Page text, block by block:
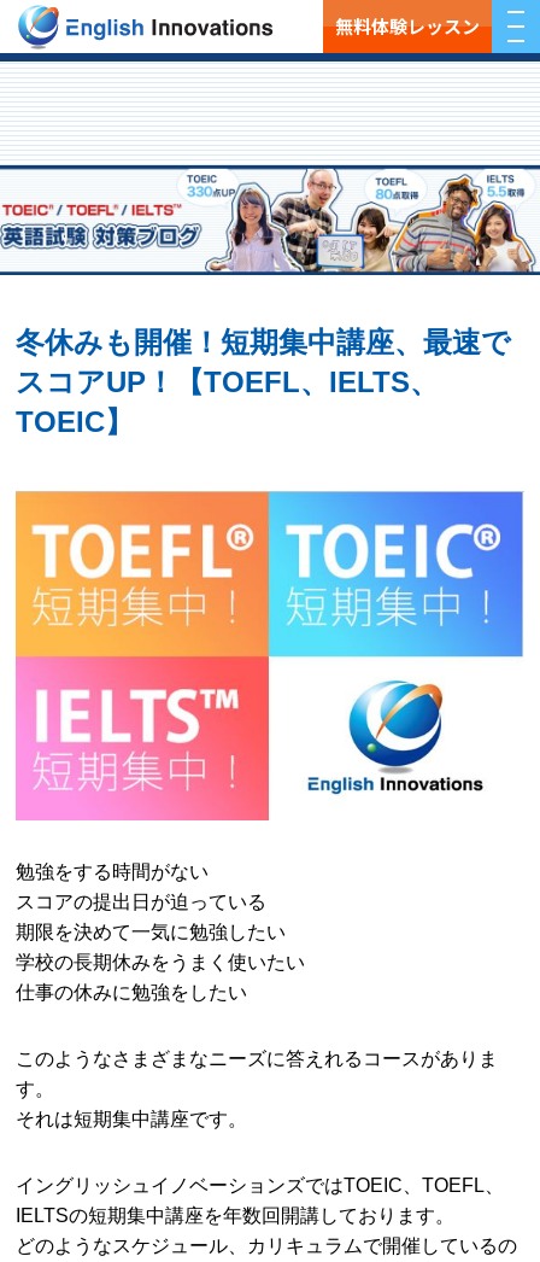
無料体験レッスン
冬休みも開催！短期集中講座、最速で
スコアUP！【TOEFL、IELTS、
TOEIC】
勉強をする時間がない
スコアの提出日が迫っている
期限を決めて一気に勉強したい
学校の長期休みをうまく使いたい
仕事の休みに勉強をしたい
このようなさまざまなニーズに答えれるコースがありま
す。
それは短期集中講座です。
イングリッシュイノベーションズではTOEIC、TOEFL、
IELTSの短期集中講座を年数回開講しております。
どのようなスケジュール、カリキュラムで開催しているの